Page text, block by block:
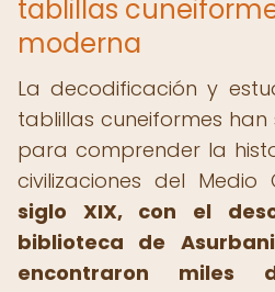
tablillas
moderna
La decodificación y
tablillas cuneiformes
para comprender la
civilizaciones del Medio
siglo XIX, con el
biblioteca de
encontraron miles